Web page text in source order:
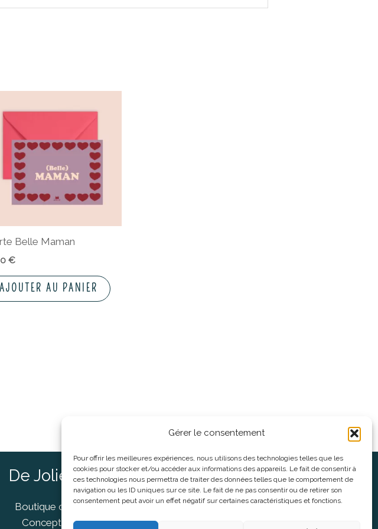
Gérer le consentement
Pour offrir les meilleures expériences, nous utilisons des technologies telles que les
cookies pour stocker et/ou accéder aux informations des appareils. Le fait de consentir à
ces technologies nous permettra de traiter des données telles que le comportement de
navigation ou les ID uniques sur ce site. Le fait de ne pas consentir ou de retirer son
consentement peut avoir un effet négatif sur certaines caractéristiques et fonctions.
Belle Maman
€
AJOUTER AU PANIER
De Jolies Choses
Boutique cadeaux Vannes
Concept Store Vannes
Informations légales
CGV